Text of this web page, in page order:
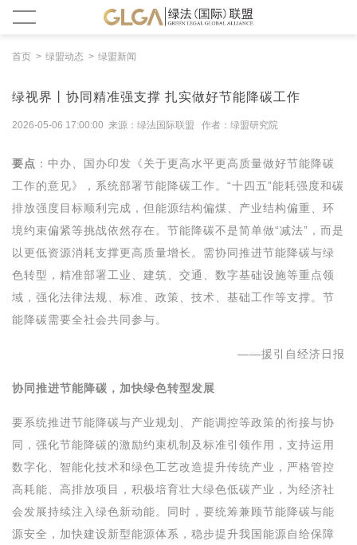
首页 绿盟动态 绿盟新闻
绿视界丨协同精准强支撑 扎实做好节能降碳工作
2026-05-06 17:00:00 来源：绿法国际联盟 作者：绿盟研究院
要点 ：中办、国办印发《关于更高水平更高质量做好节能降碳
工作的意见》，系统部署节能降碳工作。“十四五”能耗强度和碳
排放强度目标顺利完成，但能源结构偏煤、产业结构偏重、环
境约束偏紧等挑战依然存在。节能降碳不是简单做“减法”，而是
以更低资源消耗支撑更高质量增长。需协同推进节能降碳与绿
色转型，精准部署工业、建筑、交通、数字基础设施等重点领
域，强化法律法规、标准、政策、技术、基础工作等支撑。节
能降碳需要全社会共同参与。
——援引自经济日报
协同推进节能降碳，加快绿色转型发展
要系统推进节能降碳与产业规划、产能调控等政策的衔接与协
同，强化节能降碳的激励约束机制及标准引领作用，支持运用
数字化、智能化技术和绿色工艺改造提升传统产业，严格管控
高耗能、高排放项目，积极培育壮大绿色低碳产业，为经济社
会发展持续注入绿色新动能。同时，要统筹兼顾节能降碳与能
源安全，加快建设新型能源体系，稳步提升我国能源自给保障